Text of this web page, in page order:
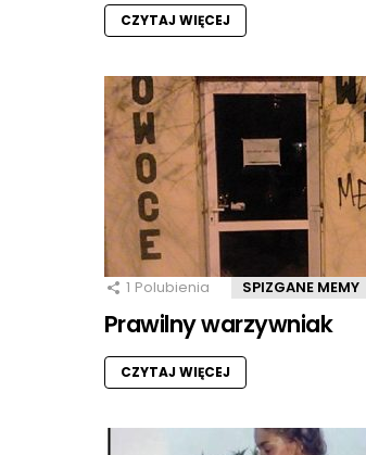
CZYTAJ WIĘCEJ
1 Polubienia SPIZGANE MEMY
Prawilny warzywniak
CZYTAJ WIĘCEJ